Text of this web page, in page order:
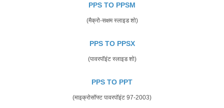
PPS TO PPSM
(मैक्रो-सक्षम स्लाइड शो)
PPS TO PPSX
(पावरपॉइंट स्लाइड शो)
PPS TO PPT
(माइक्रोसॉफ्ट पावरपॉइंट 97-2003)